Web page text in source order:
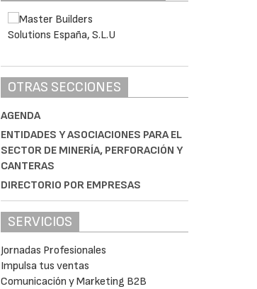
OTRAS SECCIONES
AGENDA
ENTIDADES Y ASOCIACIONES PARA EL
SECTOR DE MINERÍA, PERFORACIÓN Y
CANTERAS
DIRECTORIO POR EMPRESAS
SERVICIOS
Jornadas Profesionales
Impulsa tus ventas
Comunicación y Marketing B2B